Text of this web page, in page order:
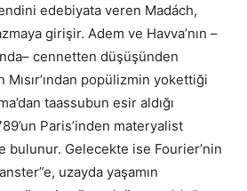
edebiyata veren Madách,
girişir. Adem ve Havva’nın –
cennetten düşüşünden
Mısır’ından popülizmin yokettiği
taassubun esir aldığı
Paris’inden materyalist
bulunur. Gelecekte ise Fourier’nin
uzayda yaşamın